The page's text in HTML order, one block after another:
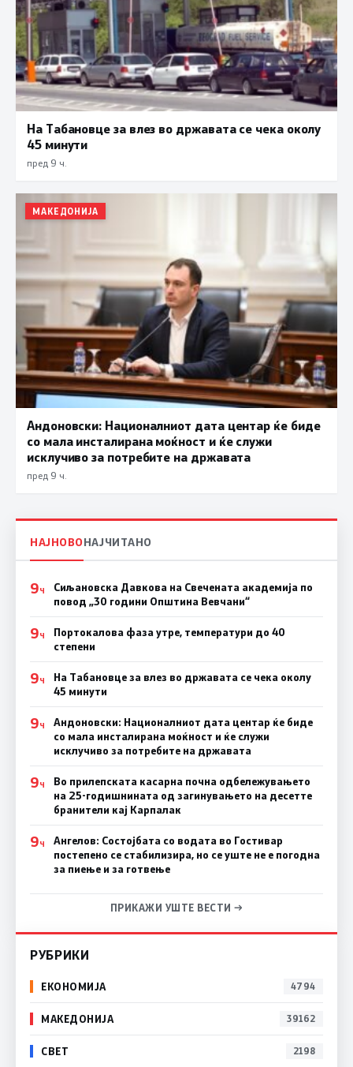
На Табановце за влез во државата се чека околу
45 минути
пред 9 ч.
МАКЕДОНИЈА
Андоновски: Националниот дата центар ќе биде
со мала инсталирана моќност и ќе служи
исклучиво за потребите на државата
пред 9 ч.
НАЈНОВОНАЈЧИТАНО
9Ч
Сиљановска Давкова на Свечената академија по
повод „30 години Општина Вевчани“
9Ч
Портокалова фаза утре, температури до 40
степени
9Ч
На Табановце за влез во државата се чека околу
45 минути
9Ч
Андоновски: Националниот дата центар ќе биде
со мала инсталирана моќност и ќе служи
исклучиво за потребите на државата
9Ч
Во прилепската касарна почна одбележувањето
на 25-годишнината од загинувањето на десетте
бранители кај Карпалак
9Ч
Ангелов: Состојбата со водата во Гостивар
постепено се стабилизира, но се уште не е погодна
за пиење и за готвење
ПРИКАЖИ УШТЕ ВЕСТИ →
РУБРИКИ
ЕКОНОМИЈА 4794
МАКЕДОНИЈА 39162
СВЕТ 2198